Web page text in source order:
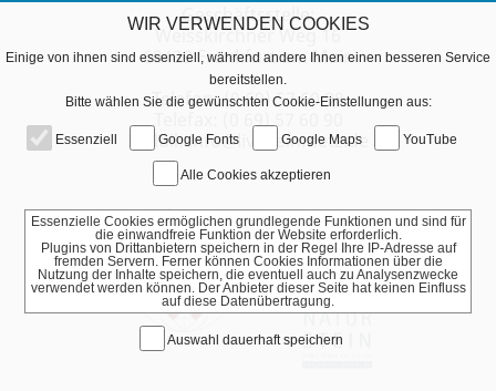
Geschäftsstelle:
Weisskirchner Weg 16
60439 Frankfurt am Main
Telefon: (0 69) 57 60 98
Telefax: (0 69) 57 60 90
E-Mail: info@liv-steinmetz.de
WIR VERWENDEN COOKIES
Einige von ihnen sind essenziell, während andere Ihnen einen besseren Service
bereitstellen.
Bitte wählen Sie die gewünschten Cookie-Einstellungen aus:
Essenziell Google Fonts Google Maps YouTube
Alle Cookies akzeptieren
Essenzielle Cookies ermöglichen grundlegende Funktionen und sind für
die einwandfreie Funktion der Website erforderlich.
Plugins von Drittanbietern speichern in der Regel Ihre IP-Adresse auf
fremden Servern. Ferner können Cookies Informationen über die
Nutzung der Inhalte speichern, die eventuell auch zu Analysenzwecke
verwendet werden können. Der Anbieter dieser Seite hat keinen Einfluss
auf diese Datenübertragung.
Auswahl dauerhaft speichern